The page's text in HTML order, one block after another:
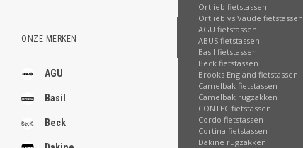
ONZE MERKEN
AGU
Basil
Beck
Ortlieb fietstassen
Ortlieb vs Vaude fietstassen
AGU fietstassen
ABUS fietstassen
Basil fietstassen
Beck fietstassen
Brooks England fietstassen
Camelbak fietstassen
Camelbak rugzakken
CONTEC fietstassen
Cordo fietstassen
Cortina fietstassen
Dakine rugzakken